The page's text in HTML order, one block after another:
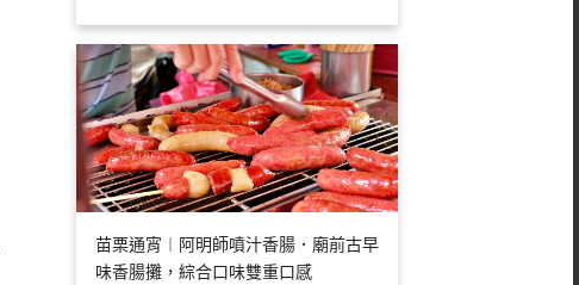
苗栗通宵︱阿明師噴汁香腸．廟前古早
味香腸攤，綜合口味雙重口感